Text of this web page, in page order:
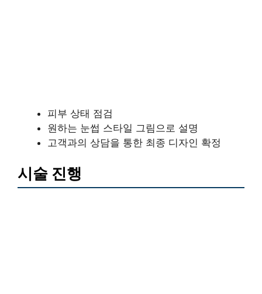
피부 상태 점검
원하는 눈썹 스타일 그림으로 설명
고객과의 상담을 통한 최종 디자인 확정
시술 진행